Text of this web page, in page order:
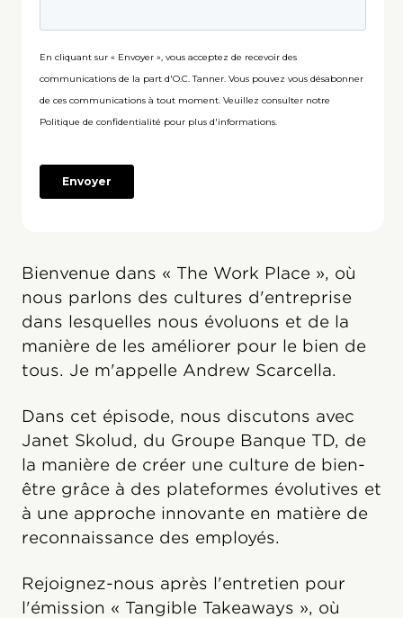
Bienvenue dans « The Work Place », où
nous parlons des cultures d'entreprise
dans lesquelles nous évoluons et de la
manière de les améliorer pour le bien de
tous. Je m'appelle Andrew Scarcella.
Dans cet épisode, nous discutons avec
Janet Skolud, du Groupe Banque TD, de
la manière de créer une culture de bien-
être grâce à des plateformes évolutives et
à une approche innovante en matière de
reconnaissance des employés.
Rejoignez-nous après l'entretien pour
l'émission « Tangible Takeaways », où